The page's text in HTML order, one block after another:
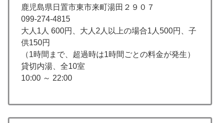
鹿児島県日置市東市来町湯田２９０７
099-274-4815
大人1人 600円、大人2人以上の場合1人500円、子
供150円
（1時間まで、超過時は1時間ごとの料金が発生）
貸切内湯、全10室
10:00 ～ 22:00